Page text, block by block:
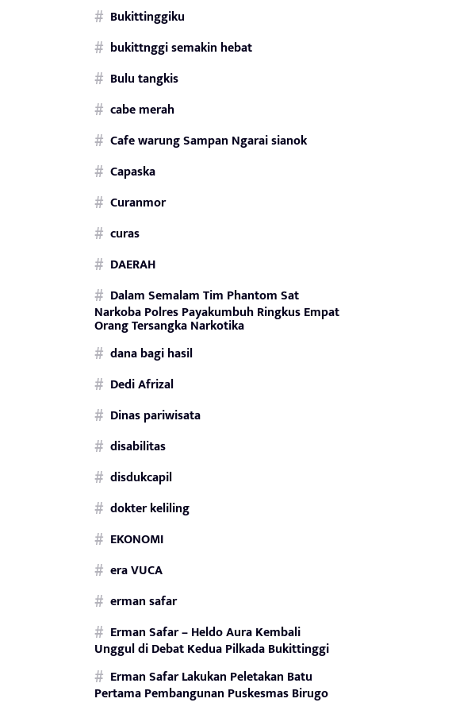
Bukittinggiku
bukittnggi semakin hebat
Bulu tangkis
cabe merah
Cafe warung Sampan Ngarai sianok
Capaska
Curanmor
curas
DAERAH
Dalam Semalam Tim Phantom Sat
Narkoba Polres Payakumbuh Ringkus Empat
Orang Tersangka Narkotika
dana bagi hasil
Dedi Afrizal
Dinas pariwisata
disabilitas
disdukcapil
dokter keliling
EKONOMI
era VUCA
erman safar
Erman Safar – Heldo Aura Kembali
Unggul di Debat Kedua Pilkada Bukittinggi
Erman Safar Lakukan Peletakan Batu
Pertama Pembangunan Puskesmas Birugo